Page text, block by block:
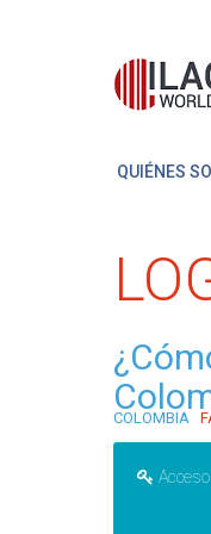
QUIÉNES
COLOMBIA